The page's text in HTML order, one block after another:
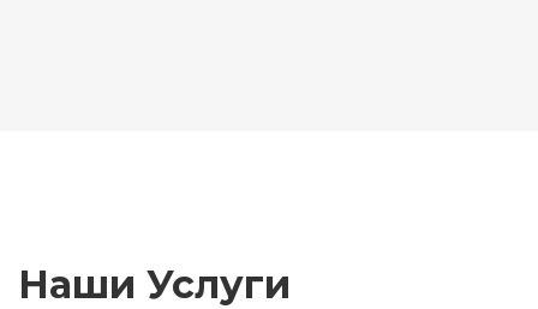
Наши Услуги